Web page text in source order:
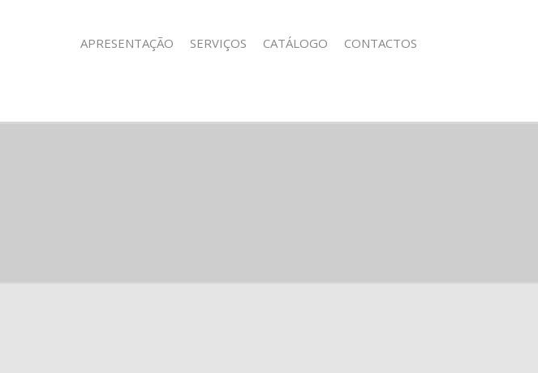
APRESENTAÇÃO SERVIÇOS CATÁLOGO CONTACTOS